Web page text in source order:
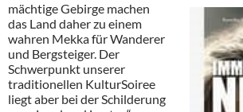
mächtige Gebirge machen
das Land daher zu einem
wahren Mekka für Wanderer
und Bergsteiger. Der
Schwerpunkt unserer
traditionellen KulturSoiree
liegt aber bei der Schilderung